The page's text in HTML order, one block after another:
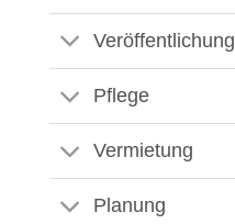
Veröffentlichung
Pflege
Vermietung
Planung